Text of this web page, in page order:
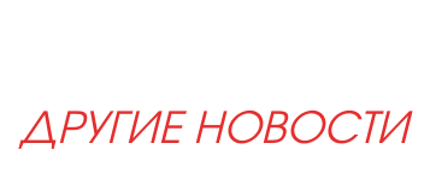
ДРУГИЕ НОВОСТИ